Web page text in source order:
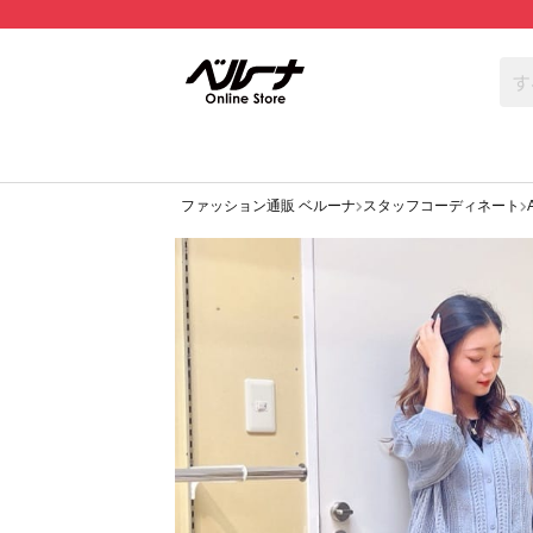
ファッション通販 ベルーナ スタッフコーディネート